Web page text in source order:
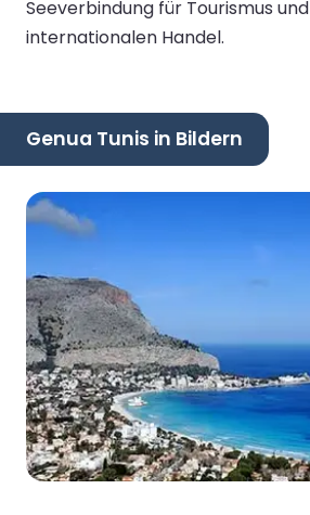
Seeverbindung für Tourismus und
internationalen Handel.
Genua Tunis in Bildern